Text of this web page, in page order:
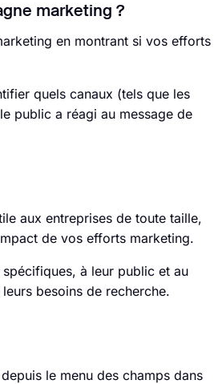
marketing ?
en montrant si vos efforts
quels canaux (tels que les
public a réagi au message de
aux entreprises de toute taille,
de vos efforts marketing.
à leur public et au
besoins de recherche.
le menu des champs dans